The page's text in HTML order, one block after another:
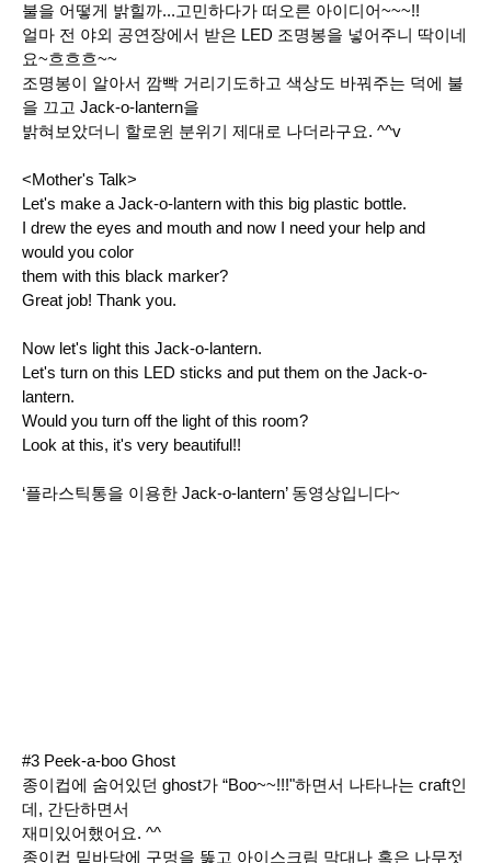
불을 어떻게 밝힐까...고민하다가 떠오른 아이디어~~~!!
얼마 전 야외 공연장에서 받은 LED 조명봉을 넣어주니 딱이네
요~흐흐흐~~
조명봉이 알아서 깜빡 거리기도하고 색상도 바꿔주는 덕에 불
을 끄고 Jack-o-lantern을
밝혀보았더니 할로윈 분위기 제대로 나더라구요. ^^v
<Mother's Talk>
Let's make a Jack-o-lantern with this big plastic bottle.
I drew the eyes and mouth and now I need your help and
would you color
them with this black marker?
Great job! Thank you.
Now let's light this Jack-o-lantern.
Let's turn on this LED sticks and put them on the Jack-o-
lantern.
Would you turn off the light of this room?
Look at this, it's very beautiful!!
‘플라스틱통을 이용한 Jack-o-lantern’ 동영상입니다~
#3 Peek-a-boo Ghost
종이컵에 숨어있던 ghost가 “Boo~~!!!"하면서 나타나는 craft인
데, 간단하면서
재미있어했어요. ^^
종이컵 밑바닥에 구멍을 뚫고 아이스크림 막대나 혹은 나무젓